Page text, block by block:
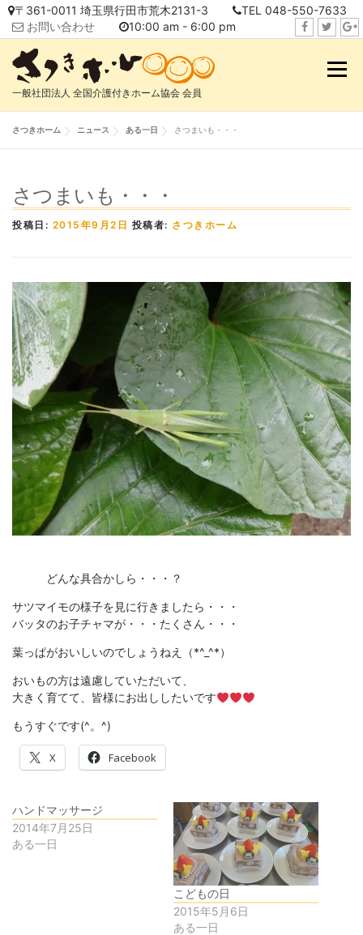
コ
テ
ス
〒361-0011 埼玉県行田市荒木2131-3
TEL 048-550-7633
お問い合わせ
10:00 am - 6:00 pm
w
i
一般社団法人 全国介護付きホーム協会 会員
メニュ
さつきホーム ニュース ある一日 さつまいも・・・
さつまいも・・・
投稿日: 2015年9月2日 投稿者: さつきホーム
どんな具合かしら・・・？
サツマイモの様子を見に行きましたら・・・
バッタのお子チャマが・・・たくさん・・・
葉っぱがおいしいのでしょうねえ（*^_^*）
おいもの方は遠慮していただいて、
大きく育てて、皆様にお出ししたいです
もうすぐです(^。^)
X Facebook
ハンドマッサージ
2014年7月25日
ある一日
こどもの日
2015年5月6日
ある一日